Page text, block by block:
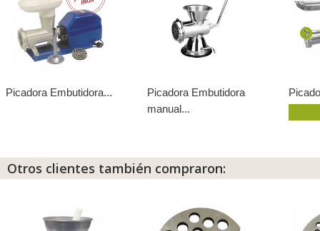
Picadora Embutidora...
Picadora Embutidora
manual...
Otros clientes también compraron: